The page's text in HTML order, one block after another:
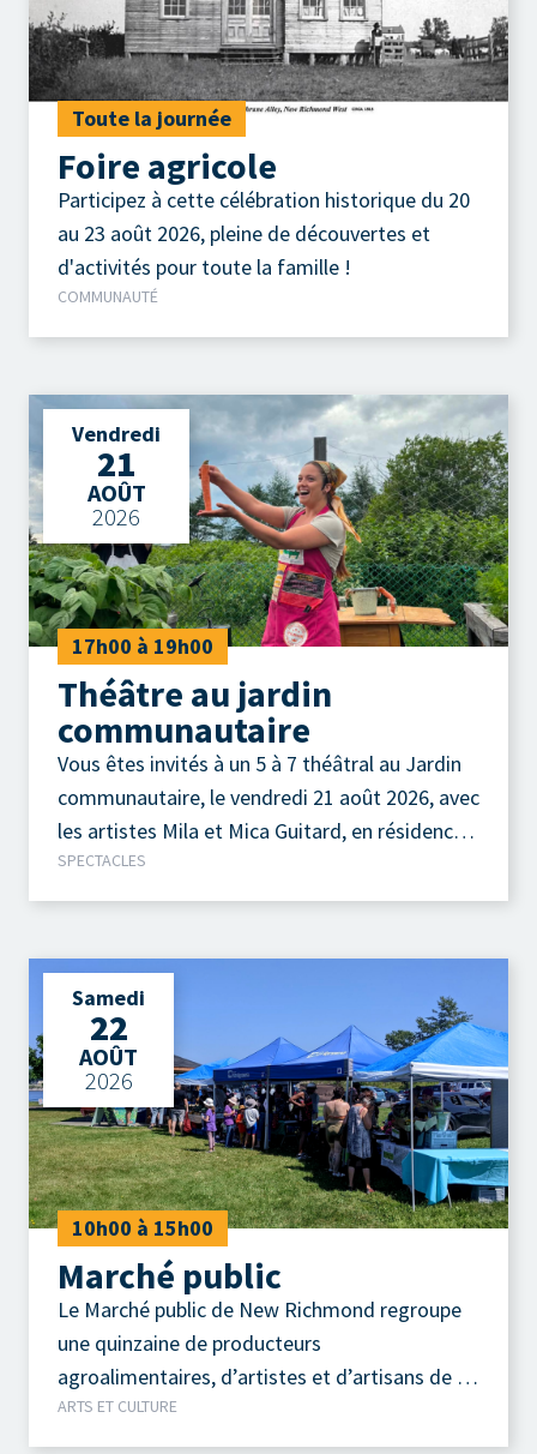
Toute la journée
Foire agricole
Participez à cette célébration historique du 20
au 23 août 2026, pleine de découvertes et
d'activités pour toute la famille !
COMMUNAUTÉ
Vendredi
21
AOÛT
2026
17h00 à 19h00
Théâtre au jardin
communautaire
Vous êtes invités à un 5 à 7 théâtral au Jardin
communautaire, le vendredi 21 août 2026, avec
les artistes Mila et Mica Guitard, en résidence
au Théâtre de la Petite Marée.
SPECTACLES
Samedi
22
AOÛT
2026
10h00 à 15h00
Marché public
Le Marché public de New Richmond regroupe
une quinzaine de producteurs
agroalimentaires, d’artistes et d’artisans de la
région.
ARTS ET CULTURE